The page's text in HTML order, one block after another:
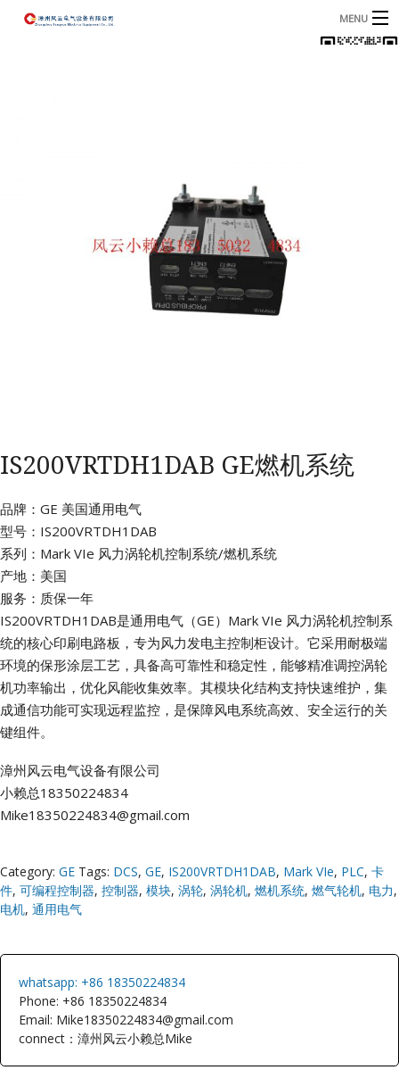
MENU
IS200VRTDH1DAB GE燃机系统
品牌：GE 美国通用电气
型号：IS200VRTDH1DAB
系列：Mark VIe 风力涡轮机控制系统/燃机系统
产地：美国
服务：质保一年
IS200VRTDH1DAB是通用电气（GE）Mark VIe 风力涡轮机控制系
统的核心印刷电路板，专为风力发电主控制柜设计。它采用耐极端
环境的保形涂层工艺，具备高可靠性和稳定性，能够精准调控涡轮
机功率输出，优化风能收集效率。其模块化结构支持快速维护，集
成通信功能可实现远程监控，是保障风电系统高效、安全运行的关
键组件。
漳州风云电气设备有限公司
小赖总18350224834
Mike18350224834@gmail.com
Category: GE Tags: DCS, GE, IS200VRTDH1DAB, Mark VIe, PLC, 卡
件, 可编程控制器, 控制器, 模块, 涡轮, 涡轮机, 燃机系统, 燃气轮机, 电力,
电机, 通用电气
whatsapp: +86 18350224834
Phone: +86 18350224834
Email: Mike18350224834@gmail.com
connect：漳州风云小赖总Mike